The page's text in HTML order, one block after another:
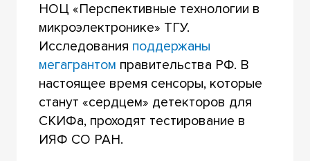
НОЦ «Перспективные технологии в
микроэлектронике» ТГУ.
Исследования поддержаны
мегагрантом правительства РФ. В
настоящее время сенсоры, которые
станут «сердцем» детекторов для
СКИФа, проходят тестирование в
ИЯФ СО РАН.